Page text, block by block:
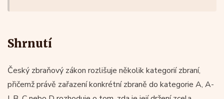
Shrnutí
Český zbraňový zákon rozlišuje několik kategorií zbraní,
přičemž právě zařazení konkrétní zbraně do kategorie A, A-